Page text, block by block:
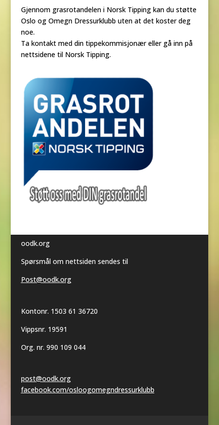
Gjennom grasrotandelen i Norsk Tipping kan du støtte
Oslo og Omegn Dressurklubb uten at det koster deg
noe.
Ta kontakt med din tippekommisjonær eller gå inn på
nettsidene til Norsk Tipping.
oodk.org
Spørsmål om nettsiden sendes til
Post@oodk.org
Kontonr. 1503 61 36720
Vippsnr. 19591
Org. nr. 990 109 044
post@oodk.org
facebook.com/osloogomegndressurklubb